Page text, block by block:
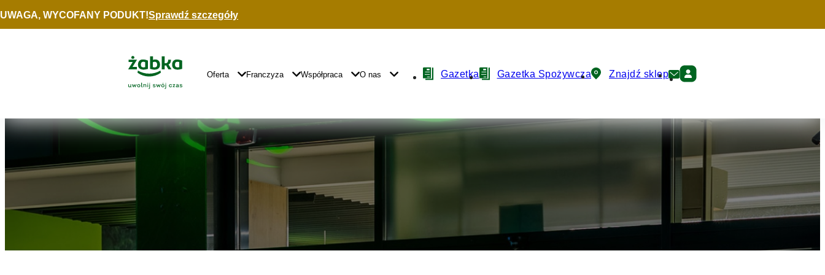
Idź do treści
UWAGA, WYCOFANY PODUKT!Sprawdź szczegóły
Główne
Logo
Główna
Nawigacja
Oferta Franczyza Współpraca O nas
NawigacjaGazetka Gazetka Spożywcza Znajdź sklep